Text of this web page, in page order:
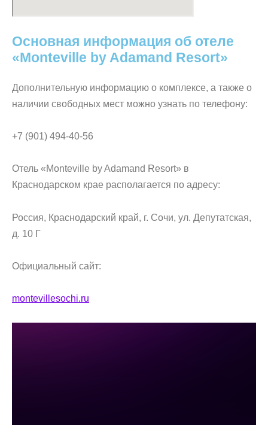
Основная информация об отеле
«Monteville by Adamand Resort»
Дополнительную информацию о комплексе, а также о
наличии свободных мест можно узнать по телефону:
+7 (901) 494-40-56
Отель «Monteville by Adamand Resort» в
Краснодарском крае располагается по адресу:
Россия, Краснодарский край, г. Сочи, ул. Депутатская,
д. 10 Г
Официальный сайт:
montevillesochi.ru